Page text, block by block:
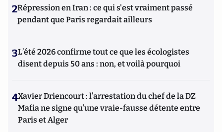
2Répression en Iran : ce qui s'est vraiment passé
pendant que Paris regardait ailleurs
3L’été 2026 confirme tout ce que les écologistes
disent depuis 50 ans : non, et voilà pourquoi
4Xavier Driencourt : l’arrestation du chef de la DZ
Mafia ne signe qu’une vraie-fausse détente entre
Paris et Alger